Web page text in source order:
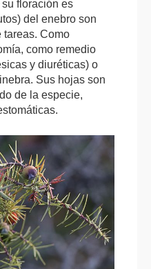
floración es
del enebro son
tareas. Como
como remedio
y diuréticas) o
Sus hojas son
de la especie,